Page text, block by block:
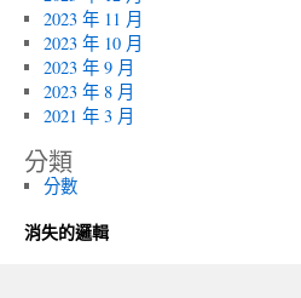
2023 年 11 月
2023 年 10 月
2023 年 9 月
2023 年 8 月
2021 年 3 月
分類
分數
消失的邏輯